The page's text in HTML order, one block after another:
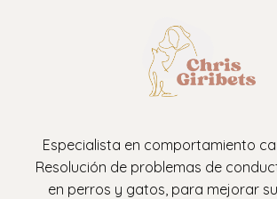
Especialista en comportamiento
Resolución de problemas de
en perros y gatos, para mejorar